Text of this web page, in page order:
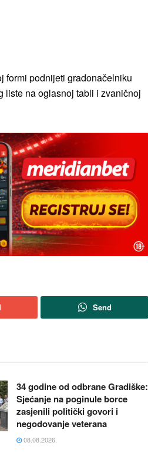
formi podnijeti gradonačelniku
liste na oglasnoj tabli i zvaničnoj
Send
34 godine od odbrane Gradiške:
Sjećanje na poginule borce
zasjenili politički govori i
negodovanje veterana
08.08.2026.